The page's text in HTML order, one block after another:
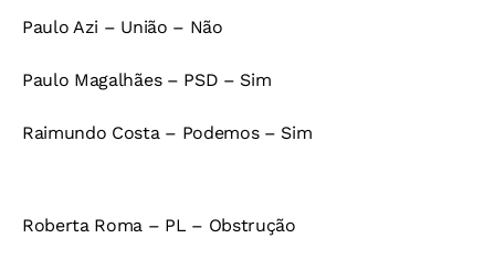
Paulo Azi – União – Não
Paulo Magalhães – PSD – Sim
Raimundo Costa – Podemos – Sim
Roberta Roma – PL – Obstrução